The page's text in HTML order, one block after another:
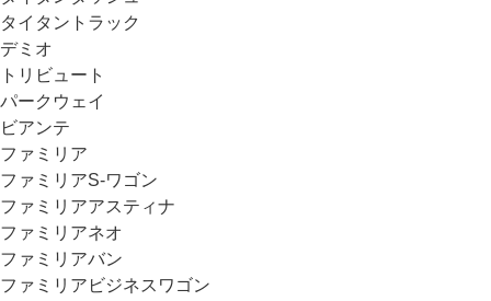
タイタントラック
デミオ
トリビュート
パークウェイ
ビアンテ
ファミリア
ファミリアS-ワゴン
ファミリアアスティナ
ファミリアネオ
ファミリアバン
ファミリアビジネスワゴン